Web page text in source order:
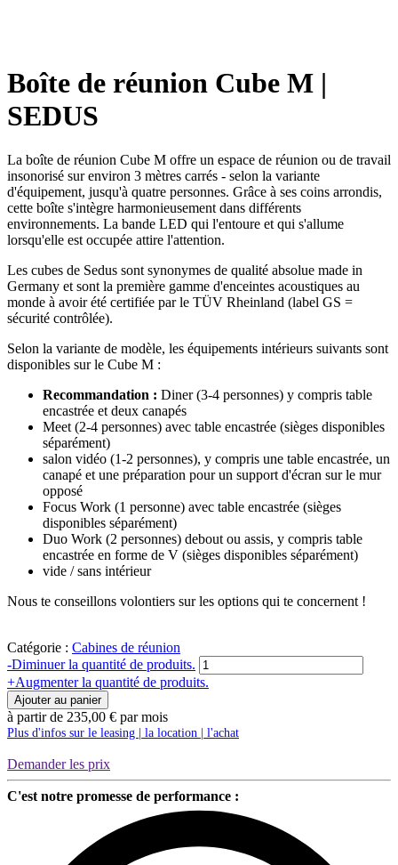
Boîte de réunion Cube M |
SEDUS
La boîte de réunion Cube M offre un espace de réunion ou de travail
insonorisé sur environ 3 mètres carrés - selon la variante
d'équipement, jusqu'à quatre personnes. Grâce à ses coins arrondis,
cette boîte s'intègre harmonieusement dans différents
environnements. La bande LED qui l'entoure et qui s'allume
lorsqu'elle est occupée attire l'attention.
Les cubes de Sedus sont synonymes de qualité absolue made in
Germany et sont la première gamme d'enceintes acoustiques au
monde à avoir été certifiée par le TÜV Rheinland (label GS =
sécurité contrôlée).
Selon la variante de modèle, les équipements intérieurs suivants sont
disponibles sur le Cube M :
Recommandation : Diner (3-4 personnes) y compris table
encastrée et deux canapés
Meet (2-4 personnes) avec table encastrée (sièges disponibles
séparément)
salon vidéo (1-2 personnes), y compris une table encastrée, un
canapé et une préparation pour un support d'écran sur le mur
opposé
Focus Work (1 personne) avec table encastrée (sièges
disponibles séparément)
Duo Work (2 personnes) debout ou assis, y compris table
encastrée en forme de V (sièges disponibles séparément)
vide / sans intérieur
Nous te conseillons volontiers sur les options qui te concernent !
Catégorie : Cabines de réunion
-Diminuer la quantité de produits. Quantité
Meeting-
M
|
+Augmenter la quantité de produits.
Ajouter au panier
à partir de 235,00 € par mois
Plus d'infos sur le leasing | la location | l'achat
Demander les prix
C'est notre promesse de performance :